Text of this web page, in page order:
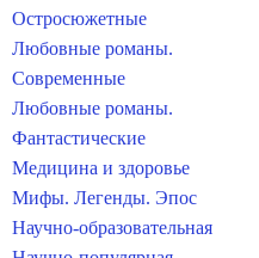
Остросюжетные
Любовные романы.
Современные
Любовные романы.
Фантастические
Медицина и здоровье
Мифы. Легенды. Эпос
Научно-образовательная